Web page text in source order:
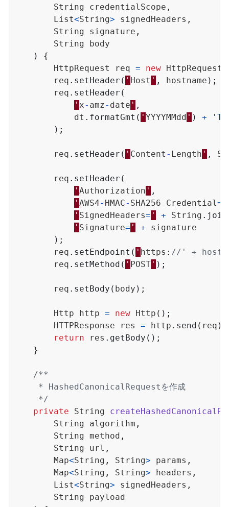
String
credentialScope ,
List<String> signedHeaders ,
String
signature ,
String
body
)
{
HttpRequest
req = new HttpRequest
req . setHeader ( ' Host ' , hostname );
req . setHeader (
' x- amz- date ' ,
dt . formatGmt ( ' YYYYMMdd ' ) +
'T'
);
req . setHeader ( ' Content - Length ' ,
req . setHeader (
' Authorization ' ,
' AWS4- HMAC- SHA256 Credential =
' SignedHeaders= ' + String . join
' Signature= ' +
signature
);
req . setEndpoint ( ' https : //' +
req . setMethod ( ' POST ' );
req . setBody ( body );
Http http = new Http ();
HTTPResponse
res = http . send ( req );
return
res . getBody ();
}
     */
private
String
String
algorithm ,
String method ,
String
url ,
Map<String , String> params ,
Map<String , String> headers ,
List<String> signedHeaders ,
String
payload